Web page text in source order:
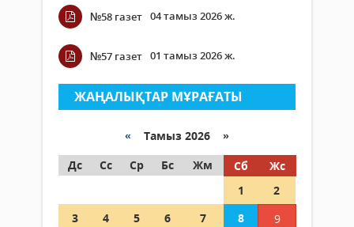
№58 газет 04 тамыз 2026 ж.
№57 газет 01 тамыз 2026 ж.
ЖАҢАЛЫҚТАР МҰРАҒАТЫ
« Тамыз 2026 »
Дс
Сс Ср Бс Жм Сб
Жс
1
2
3
4 5 6 7 8
9